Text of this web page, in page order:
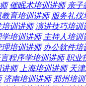
催眠术培训讲师 亲子
教育培训讲师 服务礼仪
培训讲师 演讲技巧培训
培训讲师 主持人培训
培训讲师 办公软件培
程序学培训讲师 职业
讲师 上海培训讲师 天
济南培训讲师 郑州培